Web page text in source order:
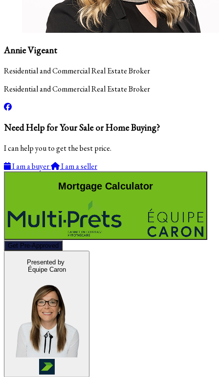
Annie Vigeant
Residential and Commercial Real Estate Broker
Residential and Commercial Real Estate Broker
Need Help for Your Sale or Home Buying?
I can help you to get the best price.
I am a buyer
I am a seller
Mortgage Calculator
Get Pre-Approved
Presented by
Équipe Caron